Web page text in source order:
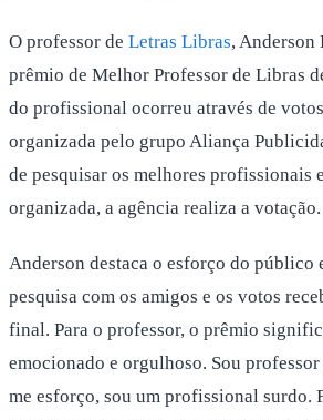
O professor de Letras Libras, Anderson
prêmio de Melhor Professor de Libras
do profissional ocorreu através de
organizada pelo grupo Aliança
de pesquisar os melhores profissionais
organizada, a agência realiza a votação.
Anderson destaca o esforço do público
pesquisa com os amigos e os votos
final. Para o professor, o prêmio
emocionado e orgulhoso. Sou
me esforço, sou um profissional surdo.